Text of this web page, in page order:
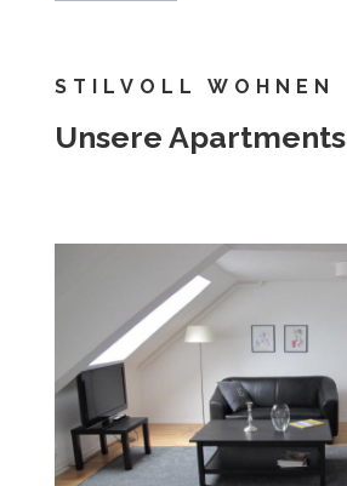
STILVOLL WOHNEN
Unsere Apartments